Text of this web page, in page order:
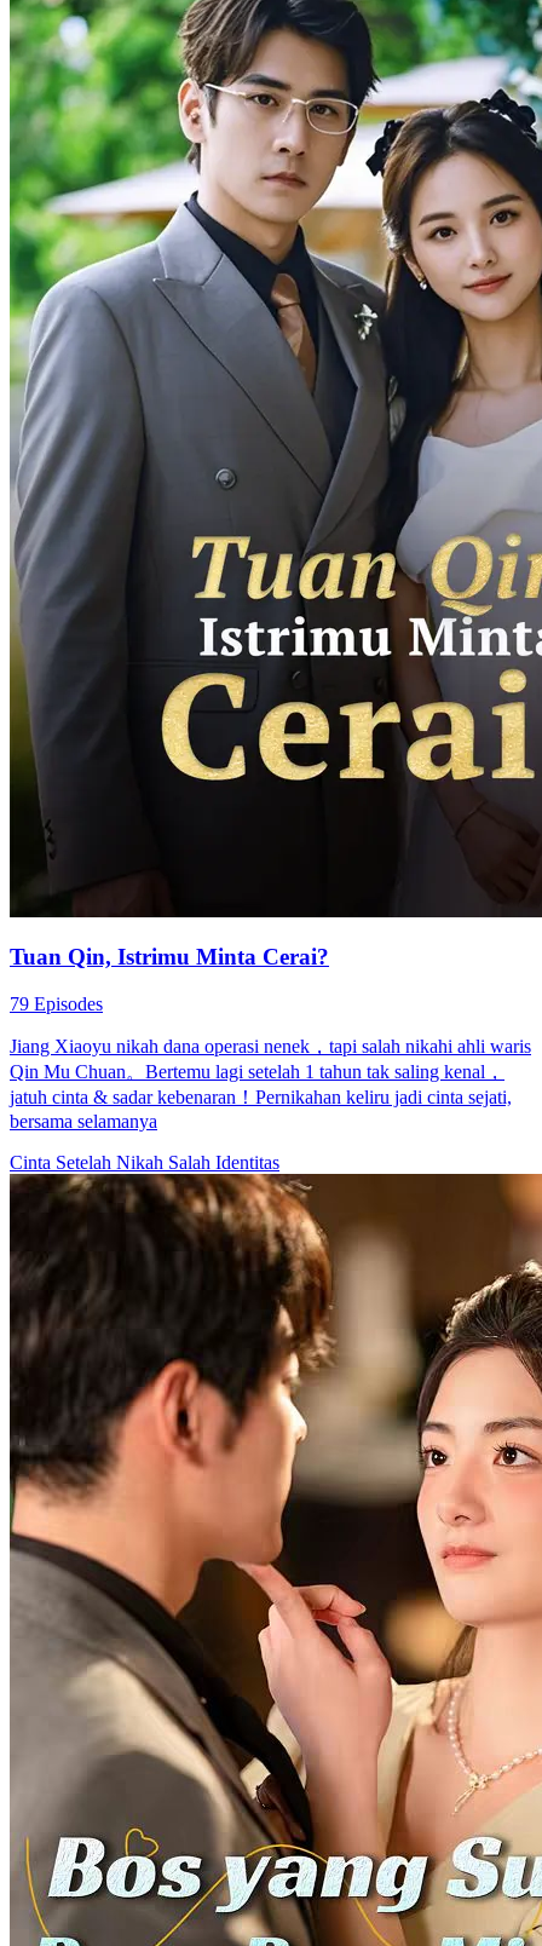
Tuan Qin, Istrimu Minta Cerai?
79 Episodes
Jiang Xiaoyu nikah dana operasi nenek，tapi salah nikahi ahli waris
Qin Mu Chuan。Bertemu lagi setelah 1 tahun tak saling kenal，
jatuh cinta & sadar kebenaran！Pernikahan keliru jadi cinta sejati,
bersama selamanya
Cinta Setelah Nikah Salah Identitas